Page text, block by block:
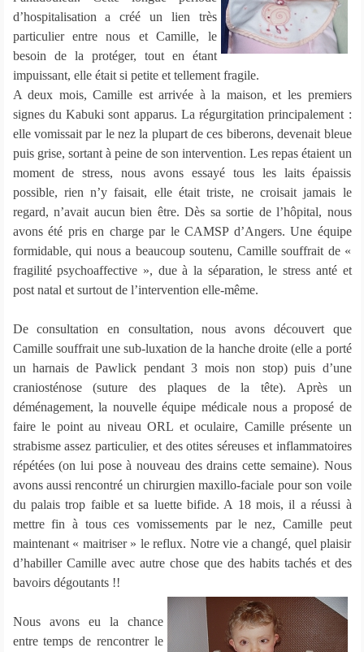
d’hospitalisation a créé un lien très
particulier entre nous et Camille, le
besoin de la protéger, tout en étant
impuissant, elle était si petite et tellement fragile.
A deux mois, Camille est arrivée à la maison, et les premiers
signes du Kabuki sont apparus. La régurgitation principalement :
elle vomissait par le nez la plupart de ces biberons, devenait bleue
puis grise, sortant à peine de son intervention. Les repas étaient un
moment de stress, nous avons essayé tous les laits épaissis
possible, rien n’y faisait, elle était triste, ne croisait jamais le
regard, n’avait aucun bien être. Dès sa sortie de l’hôpital, nous
avons été pris en charge par le CAMSP d’Angers. Une équipe
formidable, qui nous a beaucoup soutenu, Camille souffrait de «
fragilité psychoaffective », due à la séparation, le stress anté et
post natal et surtout de l’intervention elle-même.
De consultation en consultation, nous avons découvert que
Camille souffrait une sub-luxation de la hanche droite (elle a porté
un harnais de Pawlick pendant 3 mois non stop) puis d’une
craniosténose (suture des plaques de la tête). Après un
déménagement, la nouvelle équipe médicale nous a proposé de
faire le point au niveau ORL et oculaire, Camille présente un
strabisme assez particulier, et des otites séreuses et inflammatoires
répétées (on lui pose à nouveau des drains cette semaine). Nous
avons aussi rencontré un chirurgien maxillo-faciale pour son voile
du palais trop faible et sa luette bifide. A 18 mois, il a réussi à
mettre fin à tous ces vomissements par le nez, Camille peut
maintenant « maitriser » le reflux. Notre vie a changé, quel plaisir
d’habiller Camille avec autre chose que des habits tachés et des
bavoirs dégoutants !!
Nous avons eu la chance
entre temps de rencontrer le